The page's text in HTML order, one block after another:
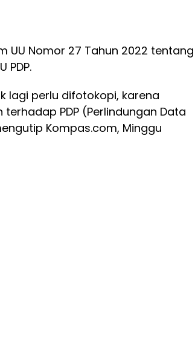
UU Nomor 27 Tahun 2022 tentang
PDP.
lagi perlu difotokopi, karena
PDP (Perlindungan Data
Kompas.com, Minggu